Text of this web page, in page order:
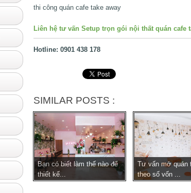
thi công quán cafe take away
Liên hệ tư vấn Setup trọn gói nội thất quán cafe
Hotline: 0901 438 178
SIMILAR POSTS :
Bạn có biết làm thế nào để
thiết kế...
Tư vấn mở quán
theo số vốn ...